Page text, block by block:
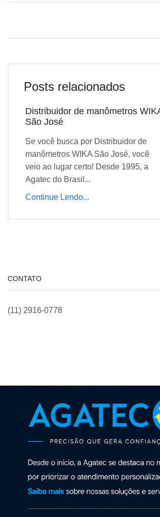
Posts relacionados
Distribuidor de manômetros
São José
Se você busca por Distribuidor de
manômetros WIKA São José, você
veio ao lugar certo! Desde 1995, a
Agatec do Brasil...
Continue Lendo...
CONTATO
(11) 2916-0778